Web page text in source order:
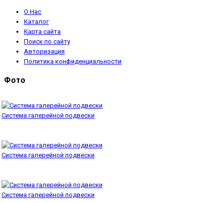
О Нас
Каталог
Карта сайта
Поиск по сайту
Авторизация
Политика конфиденциальности
Фото
Система галерейной подвески
Система галерейной подвески
Система галерейной подвески